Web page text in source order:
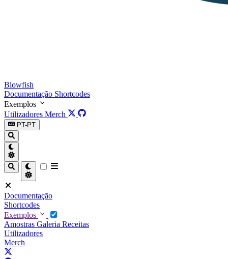
Blowfish
Documentação Shortcodes
Exemplos
Utilizadores Merch
PT-PT
Documentação
Shortcodes
Exemplos
Amostras Galeria Receitas
Utilizadores
Merch